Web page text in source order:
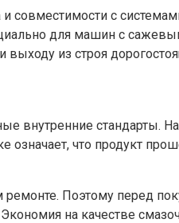
совместимости с
для машин с
из строя
внутренние стандарты.
означает, что продукт
Поэтому перед
на качестве